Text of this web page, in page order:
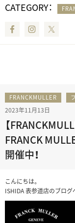
CATEGORY：
FacebookInstagram
FRANCKMULLER
2023年11月13日
【
FRANCK
開催中！
こんにちは。
ISHIDA 表参道店のブロ